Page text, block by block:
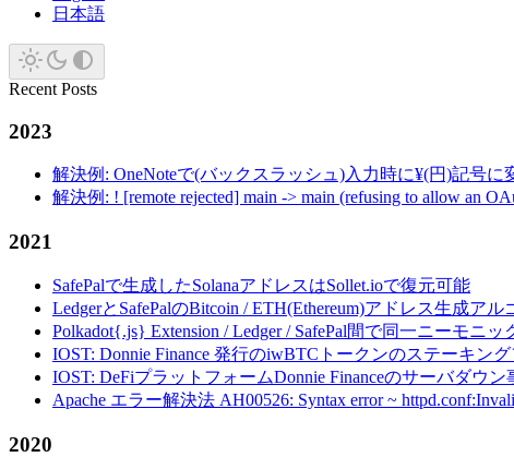
日本語
Recent Posts
2023
解決例: OneNoteで(バックスラッシュ)入力時に¥(円)記号に
解決例: ! [remote rejected] main -> main (refusing to allow an
2021
SafePalで生成したSolanaアドレスはSollet.ioで復元可能
LedgerとSafePalのBitcoin / ETH(Ethereum)アドレス生成ア
Polkadot{.js} Extension / Ledger / SafePal間で同一ニーモニ
IOST: Donnie Finance 発行のiwBTCトークンのステーキン
IOST: DeFiプラットフォームDonnie Financeのサーバダウ
Apache エラー解決法 AH00526: Syntax error ~
2020